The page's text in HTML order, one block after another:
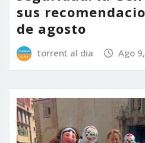
sus
de agosto
torrent al dia Ago